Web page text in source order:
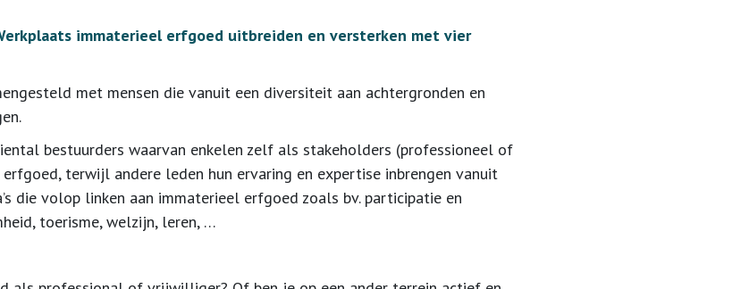
immaterieel erfgoed uitbreiden en versterken met vier
met mensen die vanuit een diversiteit aan achtergronden en
bestuurders waarvan enkelen zelf als stakeholders (professioneel of
, terwijl andere leden hun ervaring en expertise inbrengen vanuit
die volop linken aan immaterieel erfgoed zoals bv. participatie en
toerisme, welzijn, leren, …